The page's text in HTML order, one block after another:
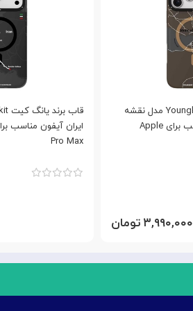
Pro Max
قاب برند یانگ کیت Youngkit مدل نقشه
تنگه هرمز آیفون مناسب برای Apple
۳,۹۹۰,۰۰۰ تومان